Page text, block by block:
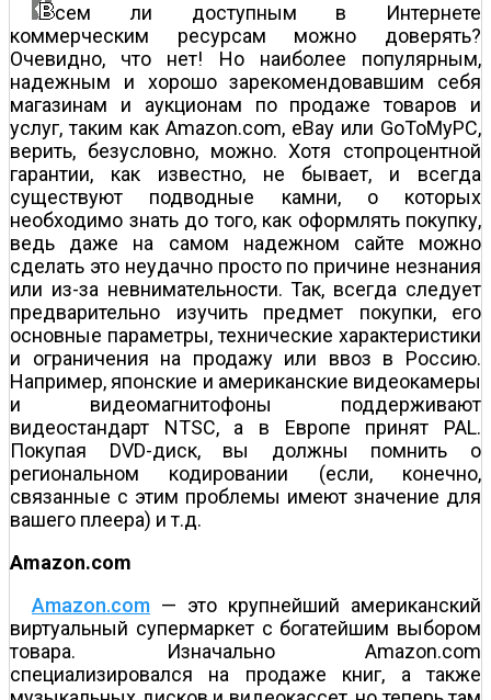
сем ли доступным в Интернете
коммерческим ресурсам можно доверять?
Очевидно, что нет! Но наиболее популярным,
надежным и хорошо зарекомендовавшим себя
магазинам и аукционам по продаже товаров и
услуг, таким как Amazon.com, eBay или GoToMyPC,
верить, безусловно, можно. Хотя стопроцентной
гарантии, как известно, не бывает, и всегда
существуют подводные камни, о которых
необходимо знать до того, как оформлять покупку,
ведь даже на самом надежном сайте можно
сделать это неудачно просто по причине незнания
или из-за невнимательности. Так, всегда следует
предварительно изучить предмет покупки, его
основные параметры, технические характеристики
и ограничения на продажу или ввоз в Россию.
Например, японские и американские видеокамеры
и видеомагнитофоны поддерживают
видеостандарт NTSC, а в Европе принят PAL.
Покупая DVD-диск, вы должны помнить о
региональном кодировании (если, конечно,
связанные с этим проблемы имеют значение для
вашего плеера) и т.д.
Amazon.com
Amazon.com — это крупнейший американский
виртуальный супермаркет с богатейшим выбором
товара. Изначально Amazon.com
специализировался на продаже книг, а также